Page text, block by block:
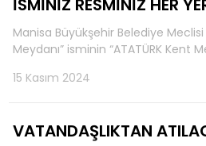
İSMİNİZ RESMİNİZ HER
Manisa Büyükşehir Belediye
Meydanı” isminin “ATATÜRK Kent
15 Kasım 2024
VATANDAŞLIKTAN